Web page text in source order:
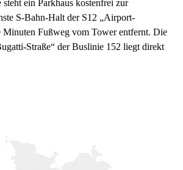
steht ein Parkhaus kostenfrei zur
S-Bahn-Halt der S12 „Airport-
Minuten Fußweg vom Tower entfernt. Die
Straße“ der Buslinie 152 liegt direkt